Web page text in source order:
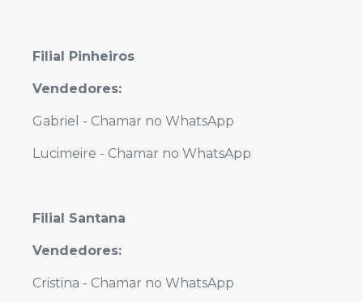
Filial Pinheiros
Vendedores:
Gabriel - Chamar no WhatsApp
Lucimeire - Chamar no WhatsApp
Filial Santana
Vendedores:
Cristina - Chamar no WhatsApp